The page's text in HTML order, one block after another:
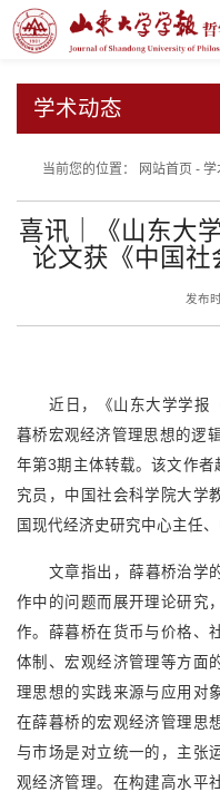
学术动态
当前您的位置： 网站首页- 学
喜讯｜《山东大
论文获《中国社
发布
近日，《山东大学学报
暮桥宏观经济管理思想的逻
年第3期主体转载。该文作者
究员，中国社会科学院大学
国现代经济史研究中心主任
文章指出，薛暮桥治学
作中的问题而展开理论研究
作。薛暮桥在货币与价格、
体制、宏观经济管理等方面
理思想的实践来源与应用对
在薛暮桥的宏观经济管理思
与市场是对立统一的，主张
观经济管理。在构建高水平